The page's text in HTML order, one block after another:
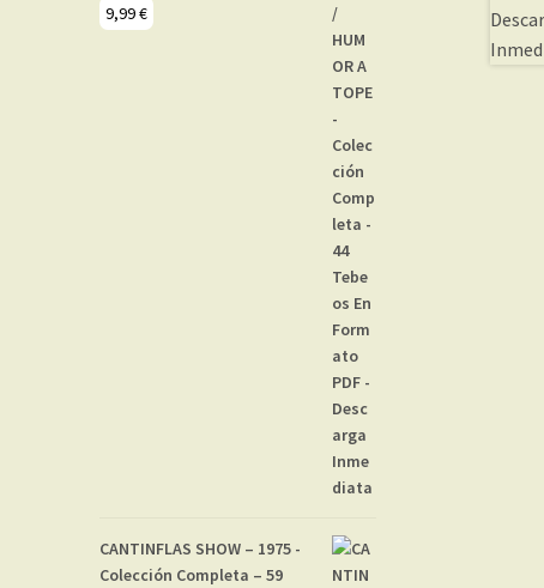
9,99€
CANTINFLAS SHOW – 1975 -
Colección Completa – 59